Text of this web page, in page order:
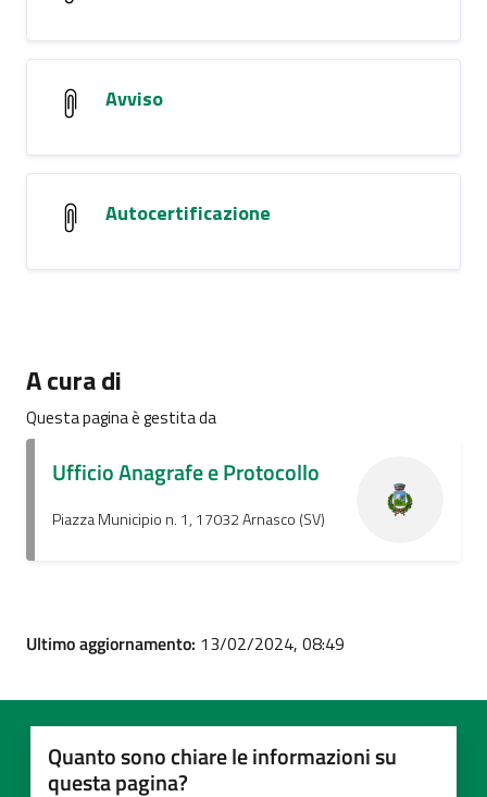
Avviso
Autocertificazione
A cura di
Questa pagina è gestita da
Ufficio Anagrafe e Protocollo
Piazza Municipio n. 1, 17032 Arnasco (SV)
Ultimo aggiornamento: 13/02/2024, 08:49
Quanto sono chiare le informazioni su
questa pagina?